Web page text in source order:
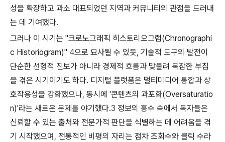
성을 확장하고 과소 대표되었던 지역과 커뮤니티의 관점을 드러내
는 데 기여했다.
그러나 이 시기는 "크로노그래픽 히스토리오그램(Chronographi
c Historiogram)" 4으로 묘사될 수 있듯, 기술적 도구의 발전이
단순한 선형적 진보가 아니라 경제적 흐름과 맞물려 복잡한 부침
을 겪은 시기이기도 하다. 디지털 플랫폼은 멀티미디어 통합과 상
호작용성을 강화했으나, 동시에 '콘텐츠의 과포화(Oversaturatio
n)'라는 새로운 문제를 야기했다.3 정보의 홍수 속에서 독자들은
신뢰할 수 있는 출처와 전문가적 판단을 식별하는 데 어려움을 겪
기 시작했으며, 전통적인 비평의 자리는 점차 조회수와 클릭 수라